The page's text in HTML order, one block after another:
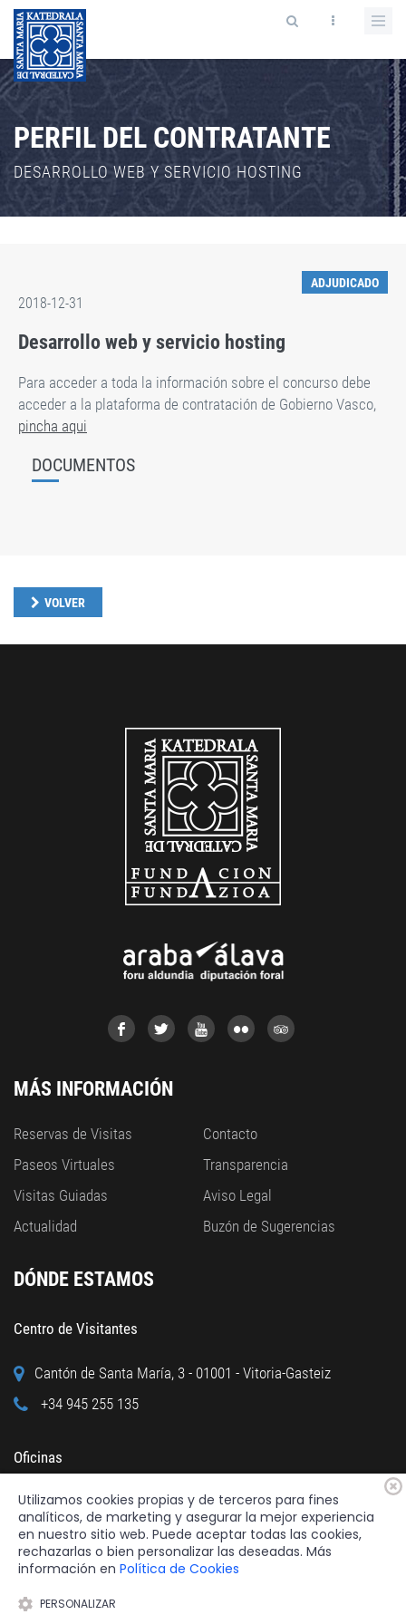
PERFIL DEL CONTRATANTE
DESARROLLO WEB Y SERVICIO HOSTING
ADJUDICADO
2018-12-31
Desarrollo web y servicio hosting
Para acceder a toda la información sobre el concurso debe
acceder a la plataforma de contratación de Gobierno Vasco,
pincha aqui
DOCUMENTOS
VOLVER
MÁS INFORMACIÓN
Reservas de Visitas
Paseos Virtuales
Visitas Guiadas
Actualidad
Contacto
Transparencia
Aviso Legal
Buzón de Sugerencias
DÓNDE ESTAMOS
Centro de Visitantes
Cantón de Santa María, 3 - 01001 - Vitoria-Gasteiz
+34 945 255 135
Oficinas
Calle Cuchillería, 95 - 01001 - Vitoria-Gasteiz
+34 945 122 160
Utilizamos cookies propias y de terceros para fines
analíticos, de marketing y asegurar la mejor experiencia
en nuestro sitio web. Puede aceptar todas las cookies,
rechazarlas o bien personalizar las deseadas. Más
información en Política de Cookies
PERSONALIZAR